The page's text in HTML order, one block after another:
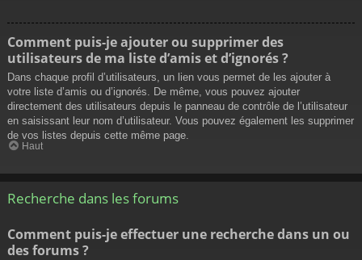
Comment puis-je ajouter ou supprimer des
utilisateurs de ma liste d’amis et d’ignorés ?
Dans chaque profil d’utilisateurs, un lien vous permet de les ajouter à
votre liste d’amis ou d’ignorés. De même, vous pouvez ajouter
directement des utilisateurs depuis le panneau de contrôle de l’utilisateur
en saisissant leur nom d’utilisateur. Vous pouvez également les supprimer
de vos listes depuis cette même page.
Haut
Recherche dans les forums
Comment puis-je effectuer une recherche dans un ou
des forums ?